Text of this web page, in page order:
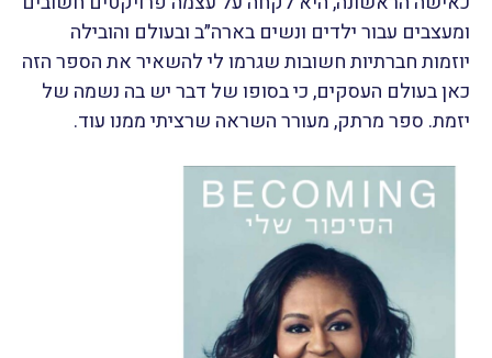
ומעצבים עבור ילדים ונשים בארה״ב ובעולם והובילה
יוזמות חברתיות חשובות שגרמו לי להשאיר את הספר הזה
כאן בעולם העסקים, כי בסופו של דבר יש בה נשמה של
יזמת. ספר מרתק, מעורר השראה שרציתי ממנו עוד.